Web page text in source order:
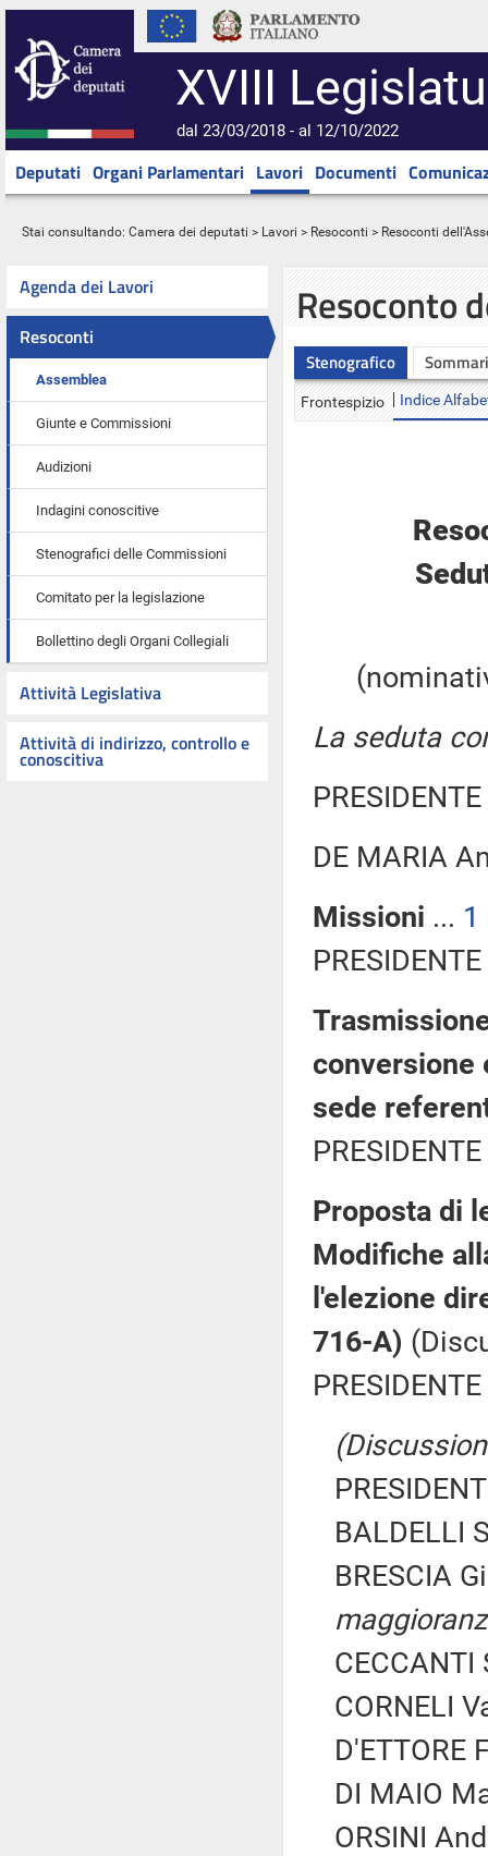
XVIII
dal 23/03/2018 - al 12/10/2022
Deputati Organi Parlamentari Lavori Documenti
Stai consultando: Camera dei deputati > Lavori > Resoconti > Resoconti
Agenda dei Lavori
Resoconti
Assemblea
Giunte e Commissioni
Audizioni
Indagini conoscitive
Stenografici delle Commissioni
Comitato per la legislazione
Bollettino degli Organi Collegiali
Attività Legislativa
Attività di indirizzo, controllo e
conoscitiva
Resoconto
Stenografico
Frontespizio Indice
La seduta
DE MARIA
Missioni ... 1
conversione
sede
Proposta di
Modifiche
l'elezione
716-A)
BALDELLI
BRESCIA
CORNELI
D'ETTORE
DI MAIO
ORSINI